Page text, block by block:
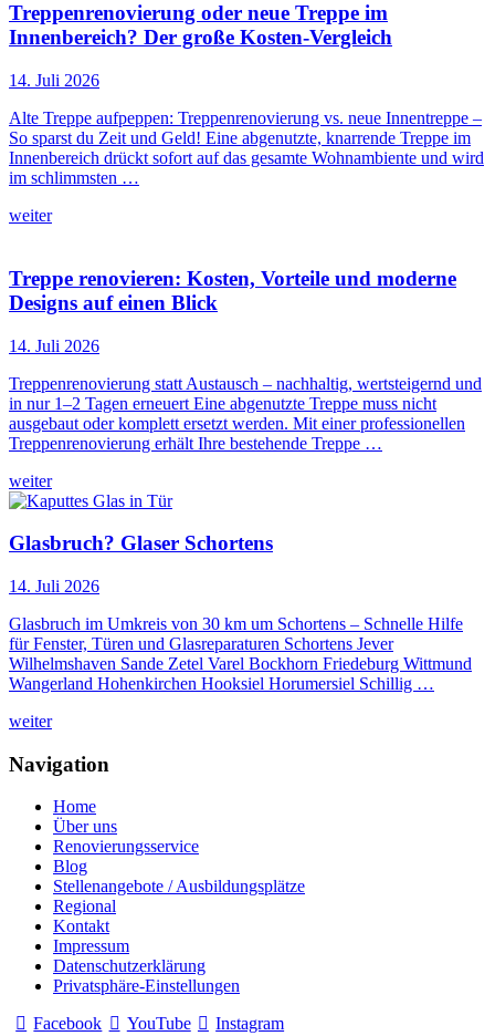
Treppenrenovierung oder neue Treppe im
Innenbereich? Der große Kosten-Vergleich
14. Juli 2026
Alte Treppe aufpeppen: Treppenrenovierung vs. neue Innentreppe –
So sparst du Zeit und Geld! Eine abgenutzte, knarrende Treppe im
Innenbereich drückt sofort auf das gesamte Wohnambiente und wird
im schlimmsten …
weiter
Treppe renovieren: Kosten, Vorteile und moderne
Designs auf einen Blick
14. Juli 2026
Treppenrenovierung statt Austausch – nachhaltig, wertsteigernd und
in nur 1–2 Tagen erneuert Eine abgenutzte Treppe muss nicht
ausgebaut oder komplett ersetzt werden. Mit einer professionellen
Treppenrenovierung erhält Ihre bestehende Treppe …
weiter
Glasbruch? Glaser Schortens
14. Juli 2026
Glasbruch im Umkreis von 30 km um Schortens – Schnelle Hilfe
für Fenster, Türen und Glasreparaturen Schortens Jever
Wilhelmshaven Sande Zetel Varel Bockhorn Friedeburg Wittmund
Wangerland Hohenkirchen Hooksiel Horumersiel Schillig …
weiter
Navigation
Home
Über uns
Renovierungsservice
Blog
Stellenangebote / Ausbildungsplätze
Regional
Kontakt
Impressum
Datenschutzerklärung
Privatsphäre-Einstellungen
Facebook
YouTube Instagram